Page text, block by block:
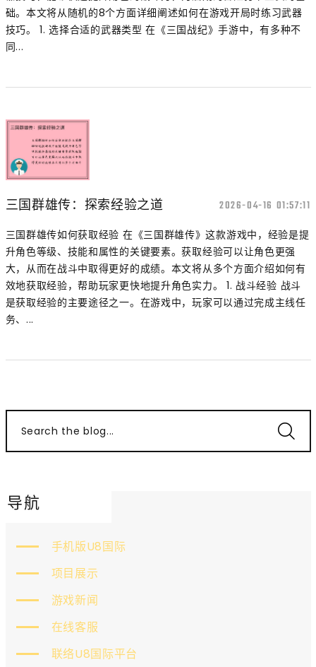
础。本文将从随机的8个方面详细阐述如何在游戏开局时练习武器
技巧。 1. 选择合适的武器类型 在《三国战纪》手游中，有多种不
同...
三国群雄传：探索经验之道 2026-04-16 01:57:11
三国群雄传如何获取经验 在《三国群雄传》这款游戏中，经验是提
升角色等级、技能和属性的关键要素。获取经验可以让角色更强
大，从而在战斗中取得更好的成绩。本文将从多个方面介绍如何有
效地获取经验，帮助玩家更快地提升角色实力。 1. 战斗经验 战斗
是获取经验的主要途径之一。在游戏中，玩家可以通过完成主线任
务、...
Search the blog...
导航
手机版U8国际
项目展示
游戏新闻
在线客服
联络U8国际平台